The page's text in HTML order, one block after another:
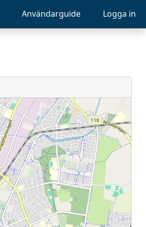
Användarguide Logga in